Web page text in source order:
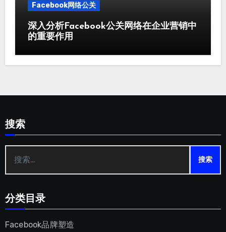
Facebook网络公关
深入分析Facebook公关网络在企业营销中
的重要作用
搜索
索：
分类目录
Facebook品牌塑造